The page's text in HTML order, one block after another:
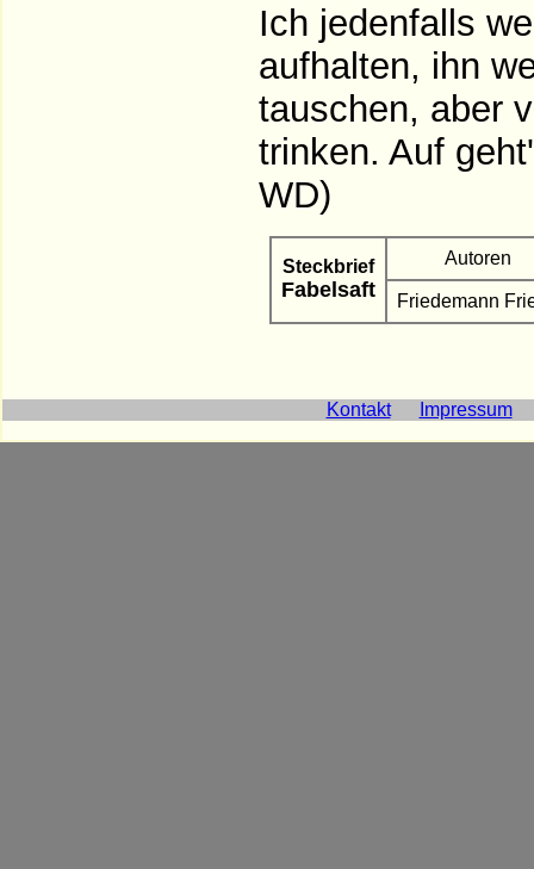
Ich jedenfalls
aufhalten, ihn
tauschen, aber
trinken. Auf
WD)
Steckbrief
Fabelsaft
Autoren
Friedemann
Kontakt Impressum